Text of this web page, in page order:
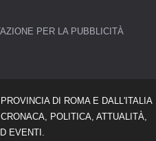
PER LA PUBBLICITÀ
DI ROMA E DALL'ITALIA
POLITICA, ATTUALITÀ,
EVENTI.